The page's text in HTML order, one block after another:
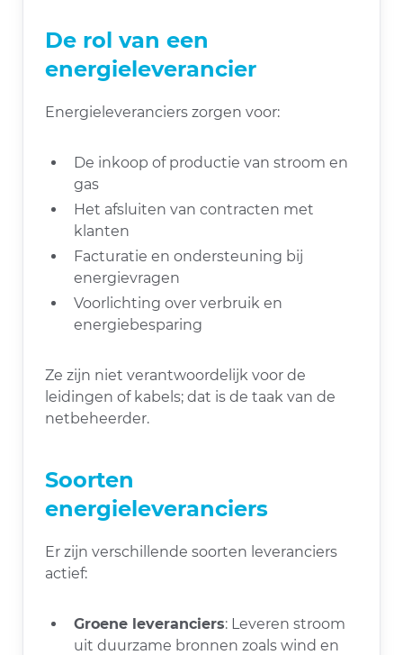
De rol van een
energieleverancier
Energieleveranciers zorgen voor:
De inkoop of productie van stroom en
gas
Het afsluiten van contracten met
klanten
Facturatie en ondersteuning bij
energievragen
Voorlichting over verbruik en
energiebesparing
Ze zijn niet verantwoordelijk voor de
leidingen of kabels; dat is de taak van de
netbeheerder.
Soorten
energieleveranciers
Er zijn verschillende soorten leveranciers
actief:
Groene leveranciers: Leveren stroom
uit duurzame bronnen zoals wind en